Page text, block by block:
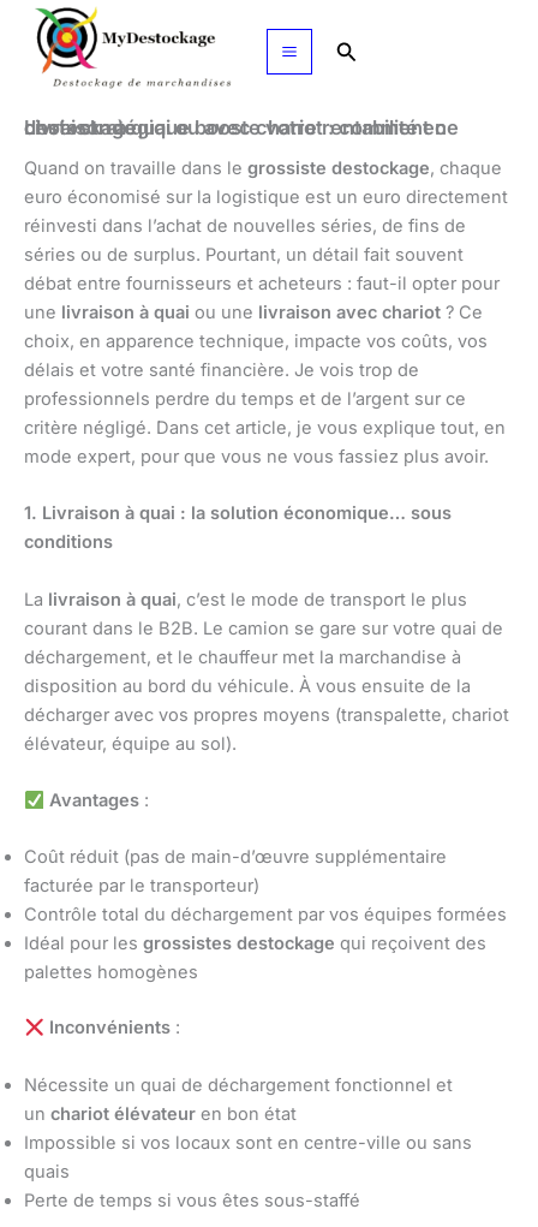
Aller
contenu
Rechercher
Livraison à quai ou avec chariot : comment ce choix stratégique booste votre rentabilité en destockage
Quand on travaille dans le grossiste destockage, chaque
euro économisé sur la logistique est un euro directement
réinvesti dans l’achat de nouvelles séries, de fins de
séries ou de surplus. Pourtant, un détail fait souvent
débat entre fournisseurs et acheteurs : faut-il opter pour
une livraison à quai ou une livraison avec chariot ? Ce
choix, en apparence technique, impacte vos coûts, vos
délais et votre santé financière. Je vois trop de
professionnels perdre du temps et de l’argent sur ce
critère négligé. Dans cet article, je vous explique tout, en
mode expert, pour que vous ne vous fassiez plus avoir.
1. Livraison à quai : la solution économique… sous
conditions
La livraison à quai, c’est le mode de transport le plus
courant dans le B2B. Le camion se gare sur votre quai de
déchargement, et le chauffeur met la marchandise à
disposition au bord du véhicule. À vous ensuite de la
décharger avec vos propres moyens (transpalette, chariot
élévateur, équipe au sol).
Avantages:
Coût réduit (pas de main-d’œuvre supplémentaire
facturée par le transporteur)
Contrôle total du déchargement par vos équipes formées
Idéal pour les grossistes destockage qui reçoivent des
palettes homogènes
Inconvénients:
Nécessite un quai de déchargement fonctionnel et
un chariot élévateur en bon état
Impossible si vos locaux sont en centre-ville ou sans
quais
Perte de temps si vous êtes sous-staffé